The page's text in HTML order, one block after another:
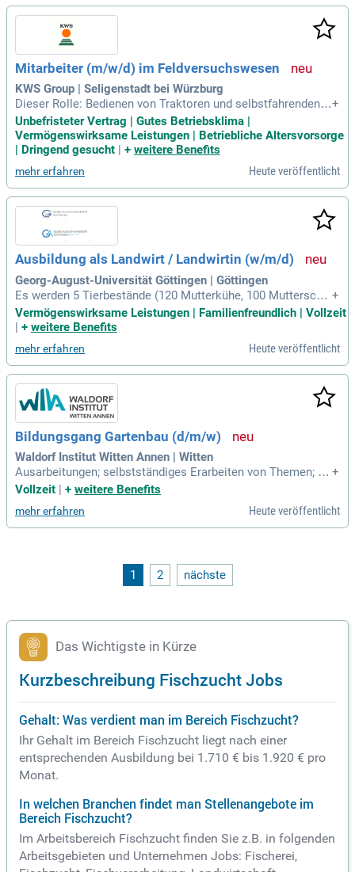
Mitarbeiter (m/w/d) im Feldversuchswesen
KWS Group | Seligenstadt bei Würzburg
Dieser Rolle: Bedienen von Traktoren und selbstfahrenden A
rbeitsmaschinen zur Aussaat und Ernte auf Versuchs- und P
roduktionsflächen der KWS SAAT SE; Durchführung von Ver
suchspflegemaßnahmen (Pflanzenschutz, Düngung) währen
+
Unbefristeter Vertrag | Gutes Betriebsklima |
Vermögenswirksame Leistungen | Betriebliche Altersvorsorge
| Dringend gesucht
+ weitere Benefits
mehr erfahren Heute veröffentlicht
Ausbildung als Landwirt / Landwirtin (w/m/d)
Georg-August-Universität Göttingen | Göttingen
Es werden 5 Tierbestände (120 Mutterkühe, 100 Mutterscha
fe, 150 Minipigs, 10 t Fischvermehrungs- und Aufzuchtanlag
e und 650 Mastschweine) gehalten. Außerdem ist eine 1 M
+
Vermögenswirksame Leistungen | Familienfreundlich | Vollzeit
| + weitere Benefits
mehr erfahren Heute veröffentlicht
Bildungsgang Gartenbau (d/m/w)
Waldorf Institut Witten Annen | Witten
Ausarbeitungen; selbstständiges Erarbeiten von Themen; gä
rtnerische Praxis, Erfahrungsdokumentation; Schwerpunkte:
Gärtnerische Kulturen, Düngung und Pflanzenernährung, Kult
urpflegearbeiten; Grundlagen der Pflanzenzucht
+
Vollzeit | + weitere Benefits
mehr erfahren Heute veröffentlicht
1 2 nächste
Das Wichtigste in Kürze
Kurzbeschreibung Fischzucht Jobs
Gehalt: Was verdient man im Bereich Fischzucht?
Ihr Gehalt im Bereich Fischzucht liegt nach einer
entsprechenden Ausbildung bei 1.710 € bis 1.920 € pro
Monat.
In welchen Branchen findet man Stellenangebote im
Bereich Fischzucht?
Im Arbeitsbereich Fischzucht finden Sie z.B. in folgenden
Arbeitsgebieten und Unternehmen Jobs: Fischerei,